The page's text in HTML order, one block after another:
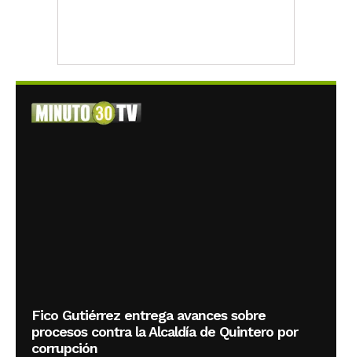
Fico Gutiérrez entrega avances sobre
procesos contra la Alcaldía de Quintero por
corrupción